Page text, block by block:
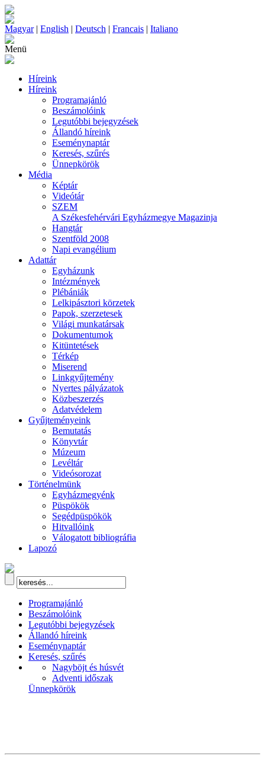
Magyar| English | Deutsch | Francais | Italiano
Menü
Híreink
Híreink
Programajánló
Beszámolóink
Legutóbbi bejegyzések
Állandó híreink
Eseménynaptár
Keresés, szűrés
Ünnepkörök
Média
Képtár
Videótár
SZEM
A Székesfehérvári Egyházmegye Magazinja
Hangtár
Szentföld 2008
Napi evangélium
Adattár
Egyházunk
Intézmények
Plébániák
Lelkipásztori körzetek
Papok, szerzetesek
Világi munkatársak
Dokumentumok
Kitüntetések
Térkép
Miserend
Linkgyűjtemény
Nyertes pályázatok
Közbeszerzés
Adatvédelem
Gyűjteményeink
Bemutatás
Könyvtár
Múzeum
Levéltár
Videósorozat
Történelmünk
Egyházmegyénk
Püspökök
Segédpüspökök
Hitvallóink
Válogatott bibliográfia
Lapozó
Programajánló
Beszámolóink
Legutóbbi bejegyzések
Állandó híreink
Eseménynaptár
Keresés, szűrés
Nagyböjt és húsvét
Adventi időszak
Ünnepkörök